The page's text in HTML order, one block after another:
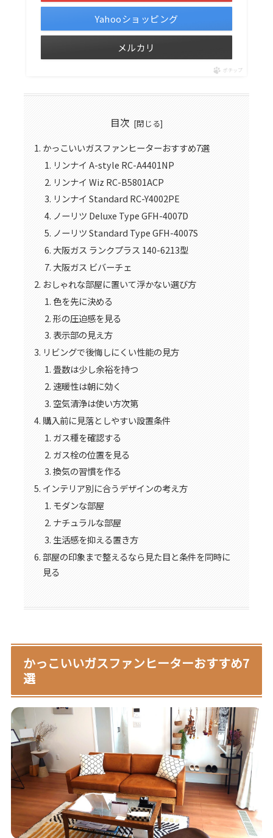
Yahooショッピング
メルカリ
ポチップ
目次
かっこいいガスファンヒーターおすすめ7選
リンナイ A-style RC-A4401NP
リンナイ Wiz RC-B5801ACP
リンナイ Standard RC-Y4002PE
ノーリツ Deluxe Type GFH-4007D
ノーリツ Standard Type GFH-4007S
大阪ガス ランクプラス 140-6213型
大阪ガス ビバーチェ
おしゃれな部屋に置いて浮かない選び方
色を先に決める
形の圧迫感を見る
表示部の見え方
リビングで後悔しにくい性能の見方
畳数は少し余裕を持つ
速暖性は朝に効く
空気清浄は使い方次第
購入前に見落としやすい設置条件
ガス種を確認する
ガス栓の位置を見る
換気の習慣を作る
インテリア別に合うデザインの考え方
モダンな部屋
ナチュラルな部屋
生活感を抑える置き方
部屋の印象まで整えるなら見た目と条件を同時に
見る
かっこいいガスファンヒーターおすすめ7
選